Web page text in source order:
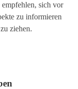
sich vor
zu informieren
ziehen.